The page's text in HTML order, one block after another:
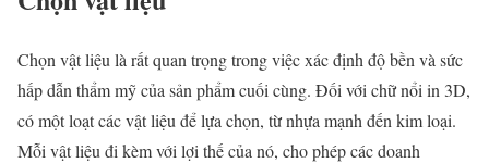
Chọn vật liệu là rất quan trọng trong việc xác định độ bền và sức
hấp dẫn thẩm mỹ của sản phẩm cuối cùng. Đối với chữ nổi in 3D,
có một loạt các vật liệu để lựa chọn, từ nhựa mạnh đến kim loại.
Mỗi vật liệu đi kèm với lợi thế của nó, cho phép các doanh